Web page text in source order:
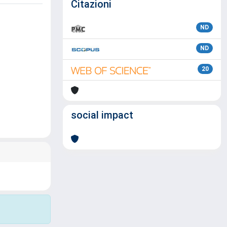
Citazioni
ND
ND
20
social impact